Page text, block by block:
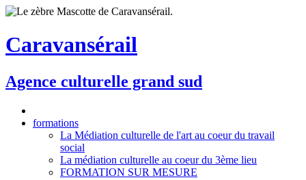
Caravansérail
Agence culturelle grand sud
formations
La Médiation culturelle de l'art au coeur du travail
social
La médiation culturelle au coeur du 3ème lieu
FORMATION SUR MESURE